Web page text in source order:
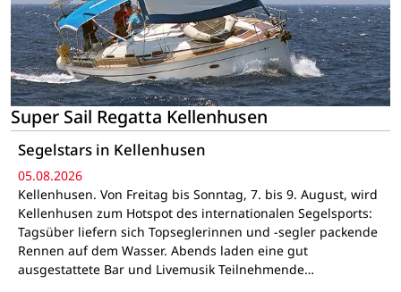
Super Sail Regatta Kellenhusen
Segelstars in Kellenhusen
05.08.2026
Kellenhusen. Von Freitag bis Sonntag, 7. bis 9. August, wird
Kellenhusen zum Hotspot des internationalen Segelsports:
Tagsüber liefern sich Topseglerinnen und -segler packende
Rennen auf dem Wasser. Abends laden eine gut
ausgestattete Bar und Livemusik Teilnehmende…